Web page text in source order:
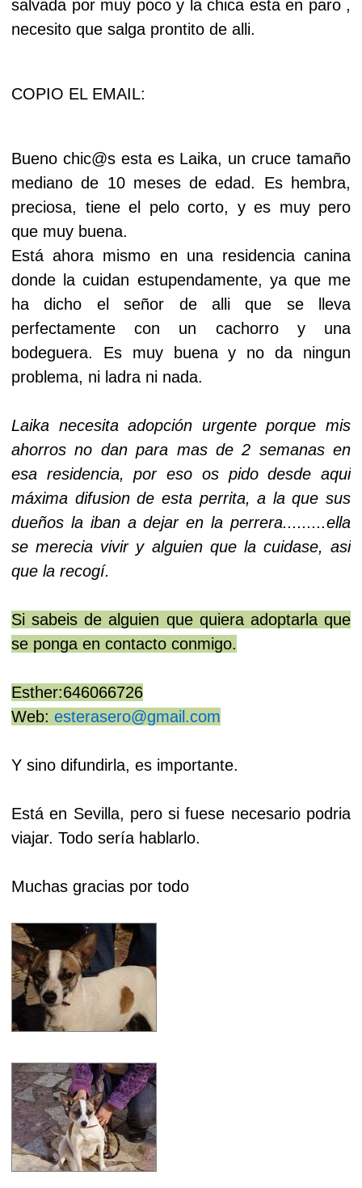
salvada por muy poco y la chica esta en paro ,
necesito que salga prontito de alli.
COPIO EL EMAIL:
Bueno chic@s esta es Laika, un cruce tamaño
mediano de 10 meses de edad. Es hembra,
preciosa, tiene el pelo corto, y es muy pero
que muy buena.
Está ahora mismo en una residencia canina
donde la cuidan estupendamente, ya que me
ha dicho el señor de alli que se lleva
perfectamente con un cachorro y una
bodeguera. Es muy buena y no da ningun
problema, ni ladra ni nada.
Laika necesita adopción urgente porque mis
ahorros no dan para mas de 2 semanas en
esa residencia, por eso os pido desde aqui
máxima difusion de esta perrita, a la que sus
dueños la iban a dejar en la perrera.........ella
se merecia vivir y alguien que la cuidase, asi
que la recogí.
Si sabeis de alguien que quiera adoptarla que
se ponga en contacto conmigo.
Esther:646066726
Web: esterasero@gmail.com
Y sino difundirla, es importante.
Está en Sevilla, pero si fuese necesario podria
viajar. Todo sería hablarlo.
Muchas gracias por todo